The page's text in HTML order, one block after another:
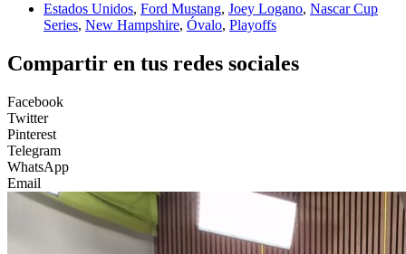
Estados Unidos, Ford Mustang, Joey Logano, Nascar Cup
Series, New Hampshire, Óvalo, Playoffs
Compartir en tus redes sociales
Facebook
Twitter
Pinterest
Telegram
WhatsApp
Email